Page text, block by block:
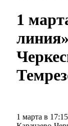
1
1 марта в